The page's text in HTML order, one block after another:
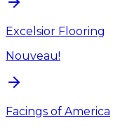
Excelsior Flooring
Nouveau!
Facings of America